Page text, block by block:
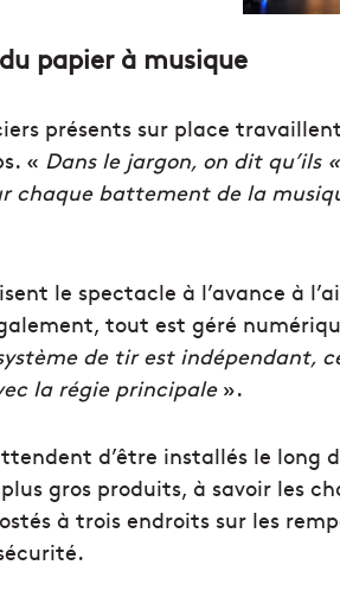
papier à musique
présents sur place
« Dans le jargon, on dit qu’ils
chaque battement de la
le spectacle à l’avance à
tout est géré
de tir est indépendant,
la régie principale».
d’être installés le long
gros produits, à savoir les
à trois endroits sur les